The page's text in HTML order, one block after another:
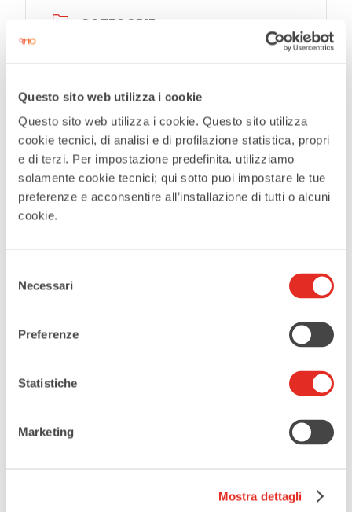
Questo sito web utilizza i cookie
Questo sito web utilizza i cookie. Questo sito utilizza
cookie tecnici, di analisi e di profilazione statistica, propri
e di terzi. Per impostazione predefinita, utilizziamo
solamente cookie tecnici; qui sotto puoi impostare le tue
preferenze e acconsentire all’installazione di tutti o alcuni
cookie.
delNecessari
Preferenze
Statistiche
Marketing
Mostra dettagli
CATEGORIE
ORGANIZZATORE
ALAO. Associazione Lombarda Amatori
Orchidee
Tags:
VILLA BORROMEO VISCONTI LITTA